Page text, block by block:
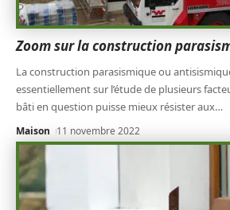
Zoom sur la construction
La construction parasismique ou
essentiellement sur l’étude de plusieurs
bâti en question puisse mieux résister aux…
Maison 11 novembre 2022